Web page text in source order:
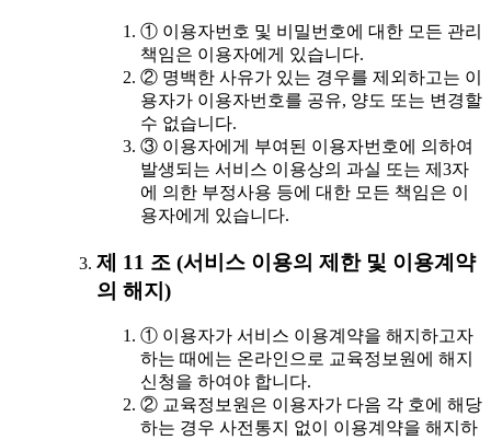
① 이용자번호 및 비밀번호에 대한 모든 관리
책임은 이용자에게 있습니다.
② 명백한 사유가 있는 경우를 제외하고는 이
용자가 이용자번호를 공유, 양도 또는 변경할
수 없습니다.
③ 이용자에게 부여된 이용자번호에 의하여
발생되는 서비스 이용상의 과실 또는 제3자
에 의한 부정사용 등에 대한 모든 책임은 이
용자에게 있습니다.
제 11 조 (서비스 이용의 제한 및 이용계약
의 해지)
① 이용자가 서비스 이용계약을 해지하고자
하는 때에는 온라인으로 교육정보원에 해지
신청을 하여야 합니다.
② 교육정보원은 이용자가 다음 각 호에 해당
하는 경우 사전통지 없이 이용계약을 해지하